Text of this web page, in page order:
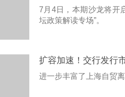
7月4日，本期沙龙将开
坛政策解读专场”。
扩容加速！交行发行
进一步丰富了上海自贸